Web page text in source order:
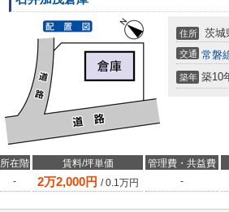
住所 茨城
交通 常磐
築年 築10
所在階 賃料/坪単価 管理費・共益費
-
2万2,000円 /0.1万円 -